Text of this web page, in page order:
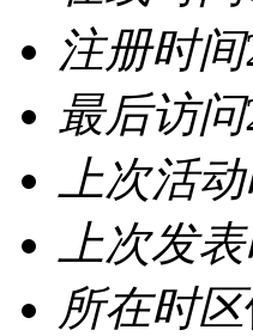
注册时间
最后访问
上次活
上次发
所在时区